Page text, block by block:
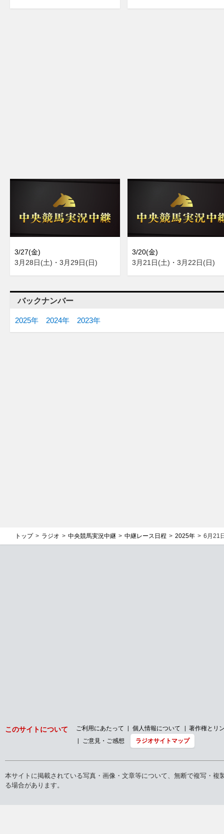
3/27(金)
3月28日(土)・3月29日(日)
3/20(金)
3月21日(土)・3月22日(日)
バックナンバー
2025年 2024年 2023年
トップ ラジオ 中央競馬実況中継 中継レース日程 2025年 6月21
このサイトについて ご利用にあたって 個人情報について
著作権とリ
ご意見・ご感想
ラジオサイトマップ
本サイトに掲載されている写真・画像・文章等について、無断で複写・
る場合があります。